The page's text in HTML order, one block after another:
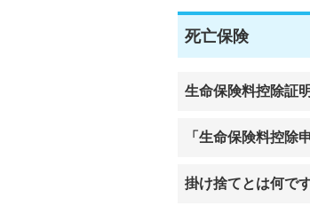
死亡保険
生命保険料控除証
「生命保険料控除
掛け捨てとは何で